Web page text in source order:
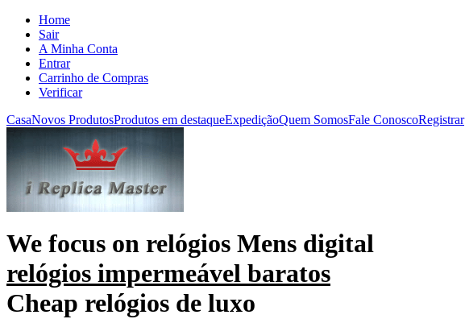
Home
Sair
A Minha Conta
Entrar
Carrinho de Compras
Verificar
CasaNovos ProdutosProdutos em destaqueExpediçãoQuem SomosFale ConoscoRegistrar
We focus on relógios Mens digital
relógios impermeável baratos
Cheap relógios de luxo